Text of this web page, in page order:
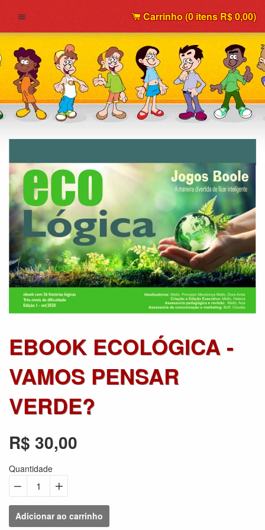
Carrinho (0itensR$ 0,00)
EBOOK ECOLÓGICA -
VAMOS PENSAR
VERDE?
Preço
normal
R$ 30,00
Quantidade
−
Reduzir
quantidade
em
+
Aumentar
quantidade
em
Adicionar ao carrinho